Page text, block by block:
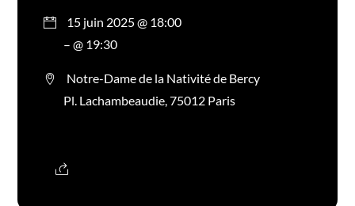
15 juin 2025 @ 18:00
– @ 19:30
Notre-Dame de la Nativité de Bercy
Pl. Lachambeaudie, 75012 Paris